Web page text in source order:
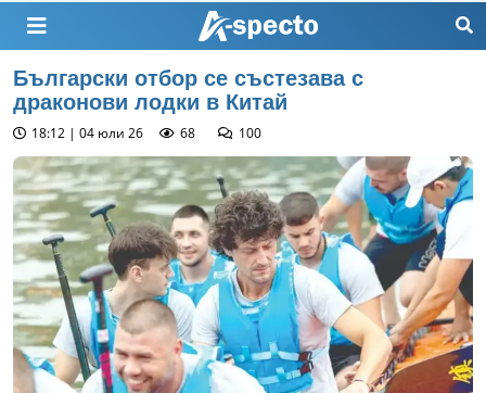
Български отбор се състезава с
драконови лодки в Китай
18:12 | 04 юли 26 68 100